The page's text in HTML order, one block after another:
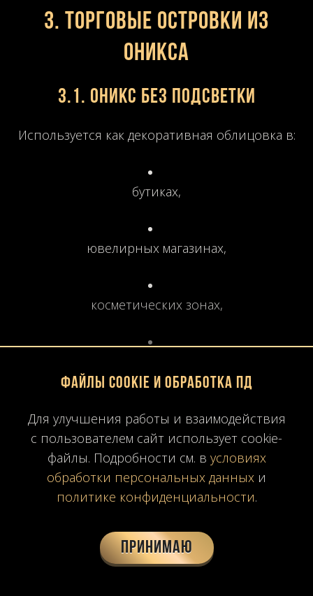
3. Торговые островки из
оникса
3.1. Оникс без подсветки
Используется как декоративная облицовка в:
бутиках,
ювелирных магазинах,
косметических зонах,
создаёт образ роскоши и эксклюзивности;
золото, нержавейка);
Файлы Cookie и обработка ПД
Для улучшения работы и взаимодействия
с пользователем сайт использует cookie-
файлы. Подробности см. в условиях
обработки персональных данных и
политике конфиденциальности.
Принимаю